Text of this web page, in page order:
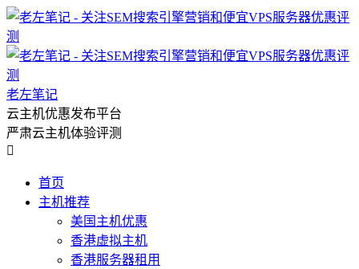
老左笔记
云主机优惠发布平台
严肃云主机体验评测

首页
主机推荐
美国主机优惠
香港虚拟主机
香港服务器租用